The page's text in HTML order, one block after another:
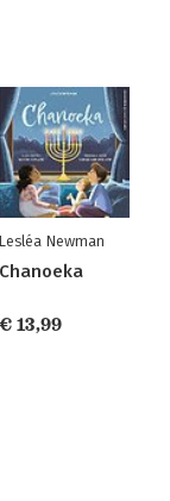
Lesléa Newman
Chanoeka
€ 13,99